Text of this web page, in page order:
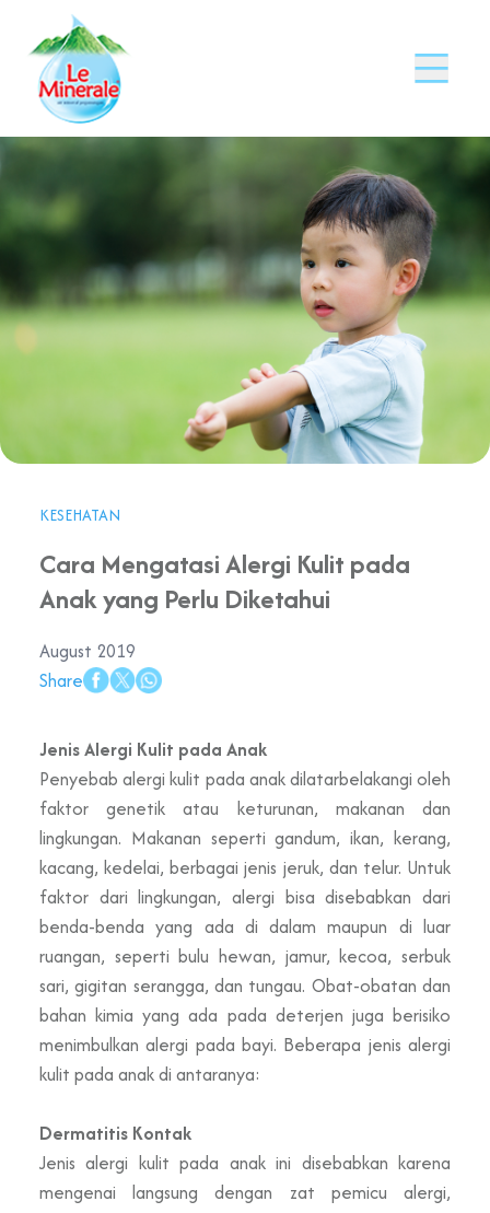
KESEHATAN
Cara Mengatasi Alergi Kulit pada
Anak yang Perlu Diketahui
August 2019
Share
Jenis Alergi Kulit pada Anak
Penyebab alergi kulit pada anak dilatarbelakangi oleh
faktor genetik atau keturunan, makanan dan
lingkungan. Makanan seperti gandum, ikan, kerang,
kacang, kedelai, berbagai jenis jeruk, dan telur. Untuk
faktor dari lingkungan, alergi bisa disebabkan dari
benda-benda yang ada di dalam maupun di luar
ruangan, seperti bulu hewan, jamur, kecoa, serbuk
sari, gigitan serangga, dan tungau. Obat-obatan dan
bahan kimia yang ada pada deterjen juga berisiko
menimbulkan alergi pada bayi. Beberapa jenis alergi
kulit pada anak di antaranya:
Dermatitis Kontak
Jenis alergi kulit pada anak ini disebabkan karena
mengenai langsung dengan zat pemicu alergi,